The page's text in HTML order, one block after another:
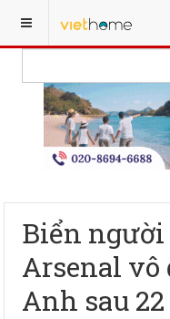
Biển
Arsenal
Anh sau